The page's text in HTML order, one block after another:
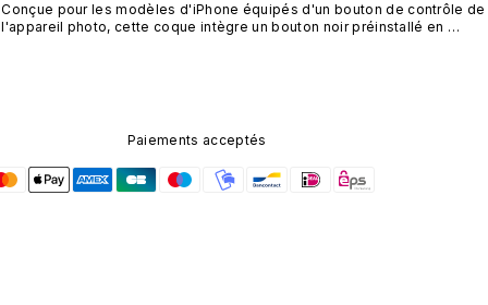
Conçue pour les modèles d'iPhone équipés d'un bouton de contrôle de
l'appareil photo, cette coque intègre un bouton noir préinstallé en
Paiements acceptés